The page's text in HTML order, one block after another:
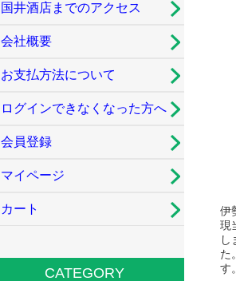
伊
現
し
た
す。
国井酒店までのアクセス
会社概要
お支払方法について
ログインできなくなった方へ
会員登録
マイページ
カート
CATEGORY